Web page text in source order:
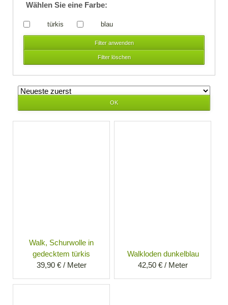
Wählen Sie eine Farbe:
türkis blau
Walk, Schurwolle in
gedecktem türkis
39,90 € / Meter
Walkloden dunkelblau
42,50 € / Meter